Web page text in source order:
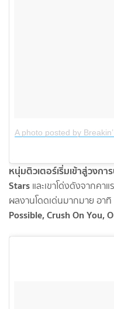
A photo posted by
หนุ่มติวเตอร์เริ่มเข้าสู่วงก
Stars และเขาโด่งดังจากคา
ผลงานโดดเด่นมากมาย อาทิ
Possible, Crush On You,